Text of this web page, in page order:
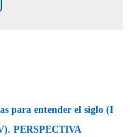
para entender el siglo (I
PERSPECTIVA